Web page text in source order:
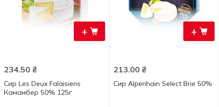
+
234.50 ₴
Сир Les Deux Falaisiens
Камамбер 50% 125г
+
213.00 ₴
Сир Alpenhain Select Brie 50%